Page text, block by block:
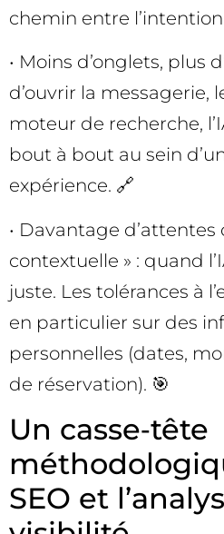
chemin entre
• Moins d’onglets, plus
d’ouvrir la messagerie,
moteur de recherche,
bout à bout au sein
expérience. 🔗
• Davantage d’attentes
contextuelle » : quand
juste. Les tolérances à
en particulier sur des
personnelles (dates,
de réservation). 🎯
Un casse‑tête
SEO et